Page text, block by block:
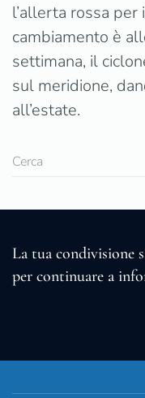
l’allerta rossa per
cambiamento è
settimana, il
sul meridione,
all’estate.
La tua condivisione
per continuare a